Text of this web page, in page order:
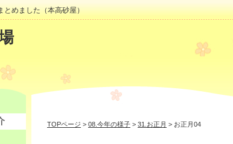
めました（本高砂屋）
TOPページ > 08.今年の様子 > 31.お正月 > お正月04